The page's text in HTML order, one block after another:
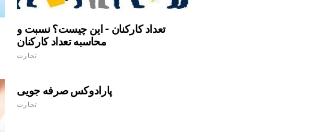
تعداد کارکنان - این چیست؟ نسبت و
محاسبه تعداد کارکنان
تجارت
پارادوکس صرفه جویی
تجارت